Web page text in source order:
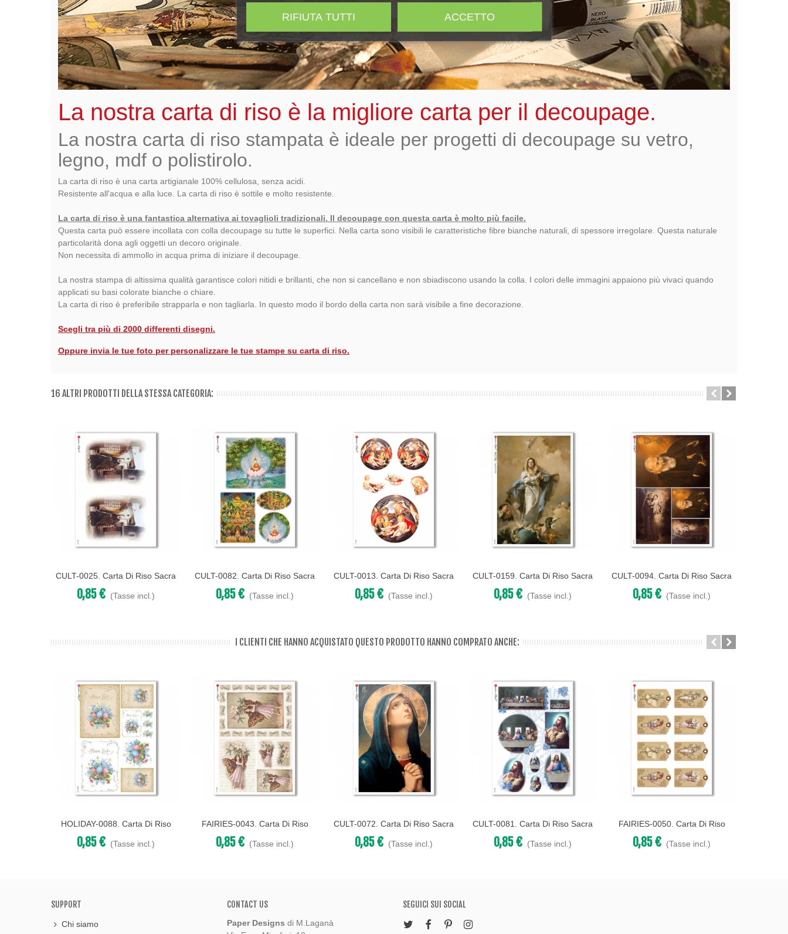
La nostra carta di riso è la migliore carta per il decoupage.
La nostra carta di riso stampata è ideale per progetti di decoupage su vetro,
legno, mdf o polistirolo.
La carta di riso è una carta artigianale 100% cellulosa, senza acidi.
Resistente all'acqua e alla luce. La carta di riso è sottile e molto resistente.
La carta di riso è una fantastica alternativa ai tovaglioli tradizionali. Il decoupage con questa carta è molto più facile.
Questa carta può essere incollata con colla decoupage su tutte le superfici. Nella carta sono visibili le caratteristiche fibre bianche naturali, di spessore irregolare. Questa naturale
particolarità dona agli oggetti un decoro originale.
Non necessita di ammollo in acqua prima di iniziare il decoupage.
La nostra stampa di altissima qualità garantisce colori nitidi e brillanti, che non si cancellano e non sbiadiscono usando la colla. I colori delle immagini appaiono più vivaci quando
applicati su basi colorate bianche o chiare.
La carta di riso è preferibile strapparla e non tagliarla. In questo modo il bordo della carta non sarà visibile a fine decorazione.
Scegli tra più di 2000 differenti disegni.
Oppure invia le tue foto per personalizzare le tue stampe su carta di riso.
16 ALTRI PRODOTTI DELLA STESSA CATEGORIA:
Acquista
CULT-0025. Carta Di Riso Sacra
Per Decoupage.
0,85 € (Tasse incl.)
Acquista
CULT-0082. Carta Di Riso Sacra
Per Decoupage.
0,85 € (Tasse incl.)
Acquista
CULT-0013. Carta Di Riso Sacra
Per Decoupage.
0,85 € (Tasse incl.)
Acquista
CULT-0159. Carta Di Riso Sacra
Per Decoupage.
0,85 € (Tasse incl.)
Acquista
CULT-0094. Carta Di Riso Sacra
Per Decoupage.
0,85 € (Tasse incl.)
I CLIENTI CHE HANNO ACQUISTATO QUESTO PRODOTTO HANNO COMPRATO ANCHE:
Acquista
HOLIDAY-0088. Carta Di Riso
Festività Per Decoupage.
0,85 € (Tasse incl.)
Acquista
FAIRIES-0043. Carta Di Riso
Fate Per Decoupage.
0,85 € (Tasse incl.)
Acquista
CULT-0072. Carta Di Riso Sacra
Per Decoupage.
0,85 € (Tasse incl.)
Acquista
CULT-0081. Carta Di Riso Sacra
Per Decoupage.
0,85 € (Tasse incl.)
Acquista
FAIRIES-0050. Carta Di Riso
Fate Per Decoupage.
0,85 € (Tasse incl.)
RIFIUTA TUTTI ACCETTO
SUPPORT
Chi siamo
CONTACT US
Paper Designs di M.Laganà
SEGUICI SUI SOCIAL